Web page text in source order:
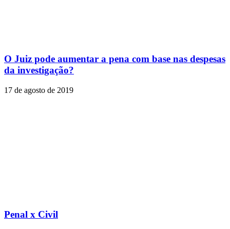
O Juiz pode aumentar a pena com base nas despesas
da investigação?
17 de agosto de 2019
Penal x Civil